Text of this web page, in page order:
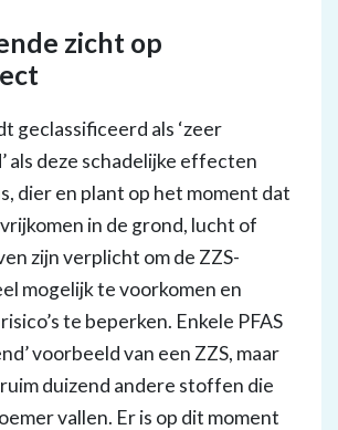
zicht op
geclassificeerd als ‘zeer
als deze schadelijke effecten
dier en plant op het moment dat
in de grond, lucht of
zijn verplicht om de ZZS-
mogelijk te voorkomen en
te beperken. Enkele PFAS
voorbeeld van een ZZS, maar
duizend andere stoffen die
vallen. Er is op dit moment